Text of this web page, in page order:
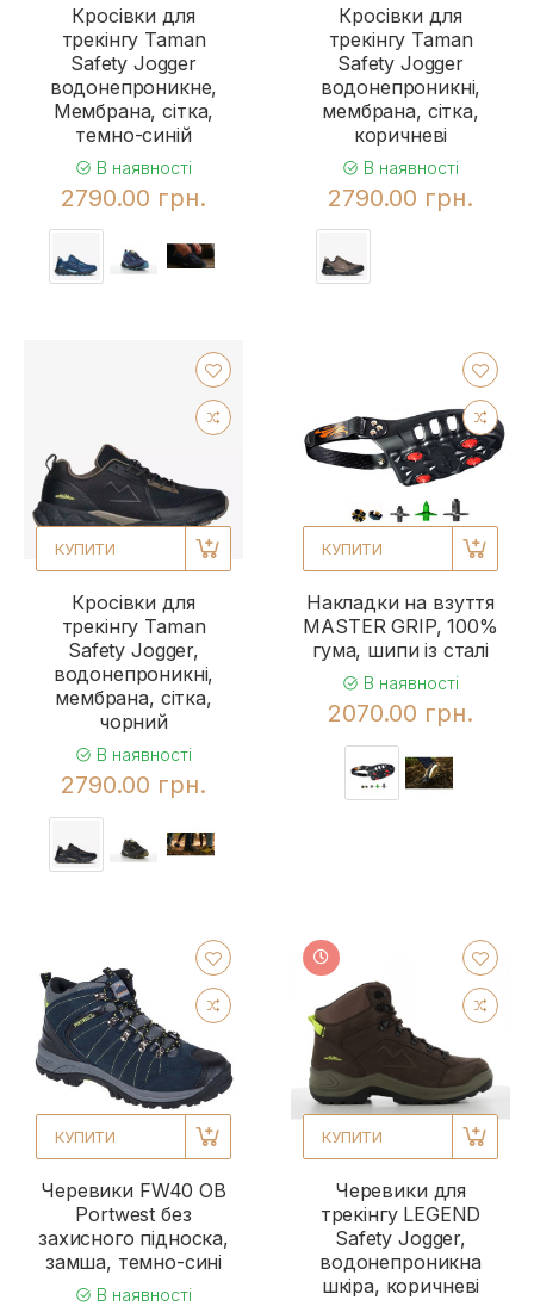
Кросівки для
трекінгу Taman
Safety Jogger
водонепроникне,
Мембрана, сітка,
темно-синій
В наявності
2790.00 грн.
Кросівки для
трекінгу Taman
Safety Jogger
водонепроникні,
мембрана, сітка,
коричневі
В наявності
2790.00 грн.
КУПИТИ
Кросівки для
трекінгу Taman
Safety Jogger,
водонепроникні,
мембрана, сітка,
чорний
В наявності
2790.00 грн.
КУПИТИ
Накладки на взуття
MASTER GRIP, 100%
гума, шипи із сталі
В наявності
2070.00 грн.
КУПИТИ
Черевики FW40 OB
Portwest без
захисного підноска,
замша, темно-сині
В наявності
КУПИТИ
Черевики для
трекінгу LEGEND
Safety Jogger,
водонепроникна
шкіра, коричневі